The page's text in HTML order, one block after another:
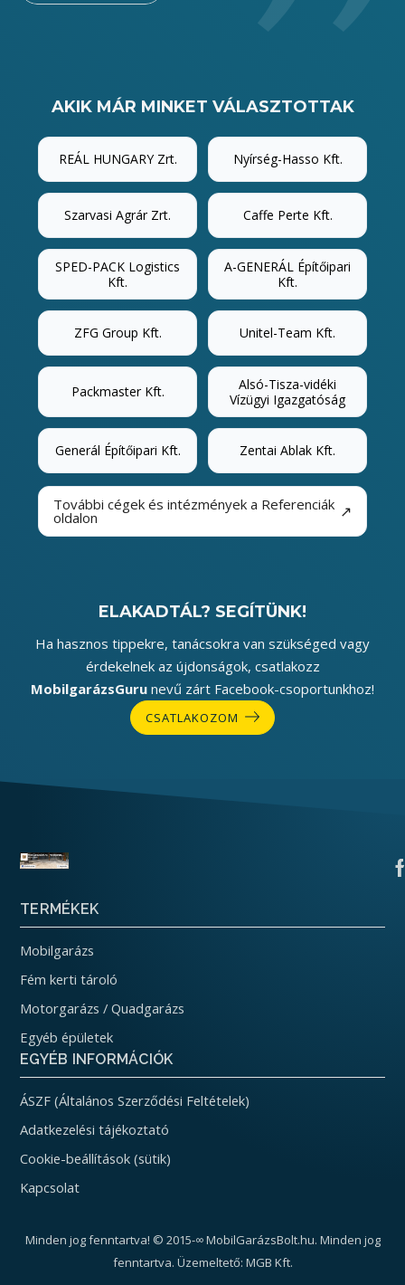
AKIK MÁR MINKET VÁLASZTOTTAK
REÁL HUNGARY Zrt. Nyírség-Hasso Kft.
Szarvasi Agrár Zrt. Caffe Perte Kft.
SPED-PACK Logistics
Kft.
A-GENERÁL Építőipari
Kft.
ZFG Group Kft. Unitel-Team Kft.
Packmaster Kft.
Alsó-Tisza-vidéki
Vízügyi Igazgatóság
Generál Építőipari Kft. Zentai Ablak Kft.
További cégek és intézmények a Referenciák
oldalon ↗
ELAKADTÁL? SEGÍTÜNK!
Ha hasznos tippekre, tanácsokra van szükséged vagy
érdekelnek az újdonságok, csatlakozz
MobilgarázsGuru nevű zárt Facebook-csoportunkhoz!
CSATLAKOZOM
TERMÉKEK
Mobilgarázs
Fém kerti tároló
Motorgarázs / Quadgarázs
Egyéb épületek
EGYÉB INFORMÁCIÓK
ÁSZF (Általános Szerződési Feltételek)
Adatkezelési tájékoztató
Cookie-beállítások (sütik)
Kapcsolat
Minden jog fenntartva! © 2015-∞ MobilGarázsBolt.hu. Minden jog
fenntartva. Üzemeltető: MGB Kft.